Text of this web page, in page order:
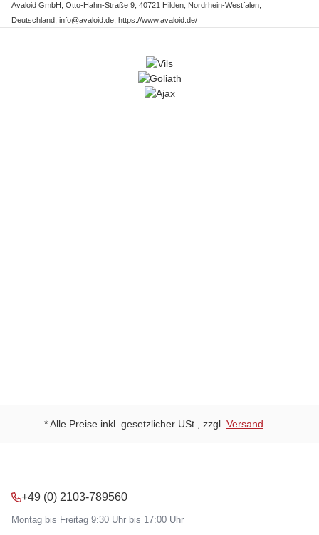
Avaloid GmbH, Otto-Hahn-Straße 9, 40721 Hilden, Nordrhein-Westfalen,
Deutschland, info@avaloid.de, https://www.avaloid.de/
* Alle Preise inkl. gesetzlicher USt., zzgl. Versand
+49 (0) 2103-789560
Montag bis Freitag 9:30 Uhr bis 17:00 Uhr